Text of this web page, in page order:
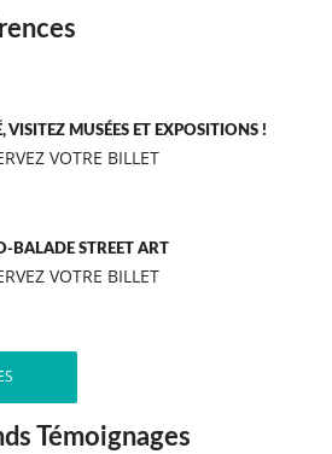
VISITEZ MUSÉES ET EXPOSITIONS !
VOTRE BILLET
BALADE STREET ART
VOTRE BILLET
Témoignages